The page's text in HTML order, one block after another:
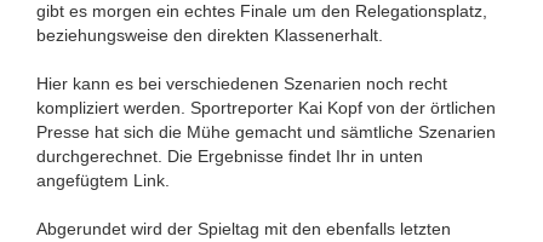
gibt es morgen ein echtes Finale um den Relegationsplatz,
beziehungsweise den direkten Klassenerhalt.
Hier kann es bei verschiedenen Szenarien noch recht
kompliziert werden. Sportreporter Kai Kopf von der örtlichen
Presse hat sich die Mühe gemacht und sämtliche Szenarien
durchgerechnet. Die Ergebnisse findet Ihr in unten
angefügtem Link.
Abgerundet wird der Spieltag mit den ebenfalls letzten